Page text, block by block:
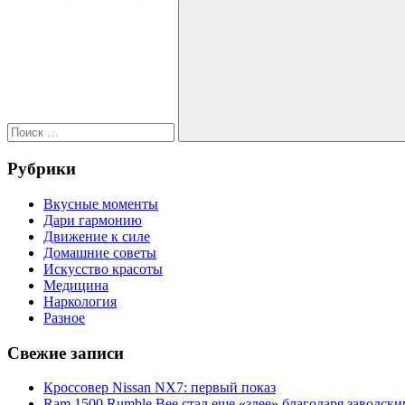
Поиск
Рубрики
Вкусные моменты
Дари гармонию
Движение к силе
Домашние советы
Искусство красоты
Медицина
Наркология
Разное
Свежие записи
Кроссовер Nissan NX7: первый показ